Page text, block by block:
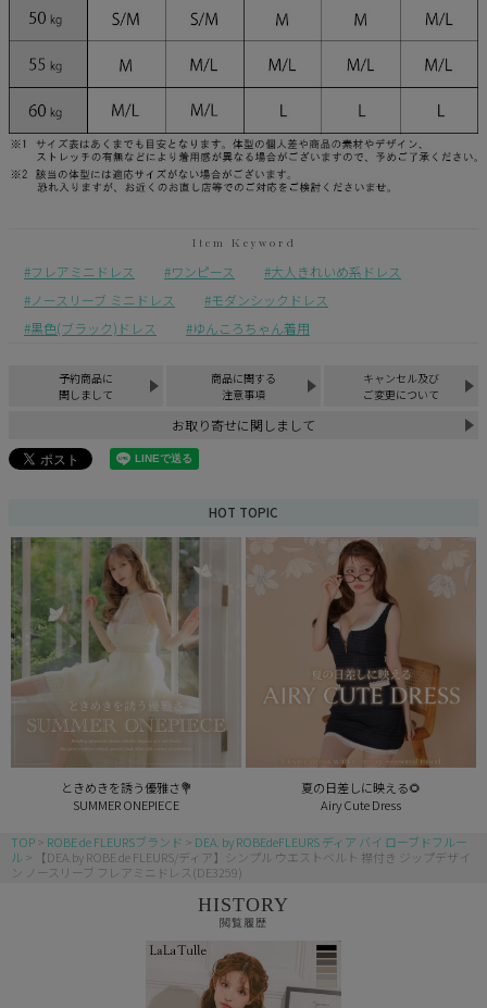
フレアミニドレス ワンピース
大人きれいめ系ドレス
ノースリーブ ミニドレス
モダンシックドレス
黒色(ブラック)ドレス
ゆんころちゃん着用
予約商品に
関しまして
商品に関する
注意事項
キャンセル及び
ご変更について
お取り寄せに関しまして
HOT TOPIC
ときめきを誘う優雅さ💐
SUMMER ONEPIECE
夏の日差しに映える🌻
Airy Cute Dress
TOP ROBE de FLEURSブランド
DEA. by ROBEdeFLEURS ディア バイ ローブドフルー
ル
【DEA.by ROBE de FLEURS/ディア】シンプル ウエストベルト 襟付き ジップデザイ
ン ノースリーブ フレアミニドレス(DE3259)
HISTORY
閲覧履歴